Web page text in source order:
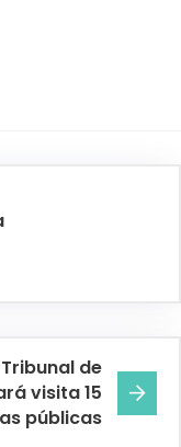
de
visita 15
públicas